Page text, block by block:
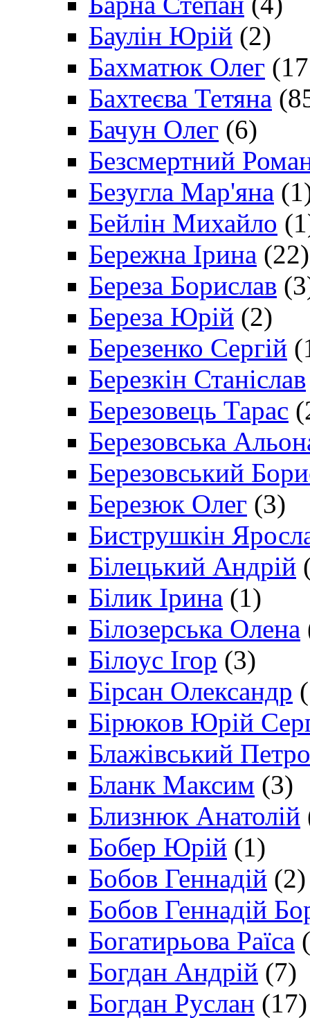
Баулін Юрій (2)
Бахматюк Олег
Бахтеєва Тетяна
Бачун Олег (6)
Безсмертний
Безугла Мар'яна
Бейлін Михайло
Бережна Ірина (22)
Береза Борислав
Береза Юрій (2)
Березенко Сергій
Березкін Станіслав
Березовець Тарас
Березовська
Березовський
Березюк Олег (3)
Биструшкін
Білецький Андрій
Білик Ірина (1)
Білозерська Олена
Білоус Ігор (3)
Бірсан Олександр
Бірюков Юрій
Блажівський Петро
Бланк Максим (3)
Близнюк Анатолій
Бобер Юрій (1)
Бобов Геннадій (2)
Бобов Геннадій
Богатирьова Раїса
Богдан Андрій (7)
Богдан Руслан (17)